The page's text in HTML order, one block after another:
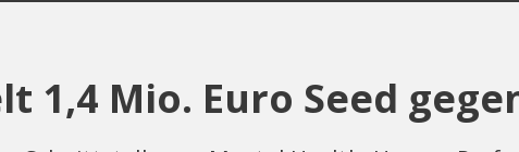
1,4 Mio. Euro Seed